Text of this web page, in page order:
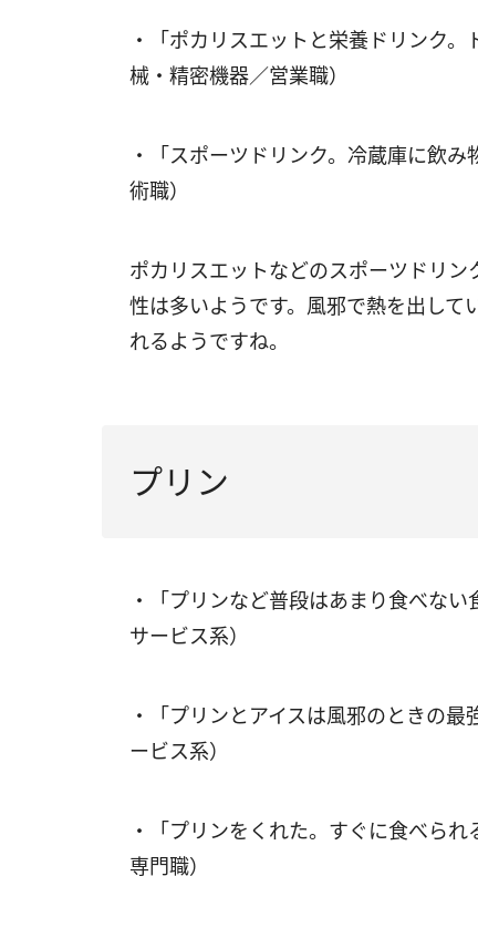
・「ポカリスエットと栄養ドリンク
械・精密機器／営業職）
・「スポーツドリンク。冷蔵庫に飲
術職）
ポカリスエットなどのスポーツドリ
性は多いようです。風邪で熱を出し
れるようですね。
プリン
・「プリンなど普段はあまり食べな
サービス系）
・「プリンとアイスは風邪のときの
ービス系）
・「プリンをくれた。すぐに食べら
専門職）